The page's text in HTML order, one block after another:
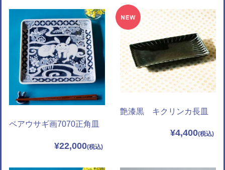
ペアウサギ画7070正角皿
¥22,000
艶漆黒 キクリンカ長皿
¥4,400